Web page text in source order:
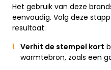
Het gebruik van deze
eenvoudig. Volg deze
resultaat:
Verhit de stempel kort
warmtebron, zoals een